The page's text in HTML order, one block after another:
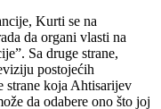
Kurti se na
da organi vlasti na
Sa druge strane,
postojećih
strane koja Ahtisarijev
da odabere ono što joj